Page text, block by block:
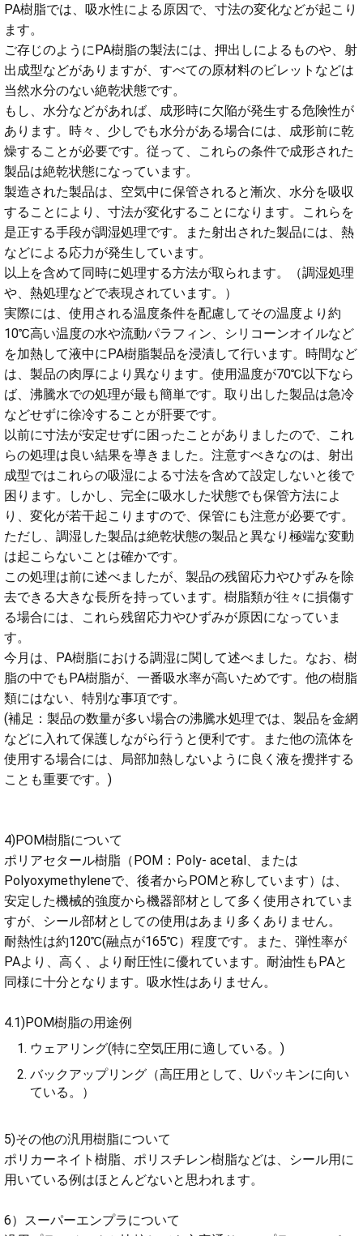
PA樹脂では、吸水性による原因で、寸法の変化などが起こり
ます。
ご存じのようにPA樹脂の製法には、押出しによるものや、射
出成型などがありますが、すべての原材料のビレットなどは
当然水分のない絶乾状態です。
もし、水分などがあれば、成形時に欠陥が発生する危険性が
あります。時々、少しでも水分がある場合には、成形前に乾
燥することが必要です。従って、これらの条件で成形された
製品は絶乾状態になっています。
製造された製品は、空気中に保管されると漸次、水分を吸収
することにより、寸法が変化することになります。これらを
是正する手段が調湿処理です。また射出された製品には、熱
などによる応力が発生しています。
以上を含めて同時に処理する方法が取られます。（調湿処理
や、熱処理などで表現されています。）
実際には、使用される温度条件を配慮してその温度より約
10℃高い温度の水や流動パラフィン、シリコーンオイルなど
を加熱して液中にPA樹脂製品を浸漬して行います。時間など
は、製品の肉厚により異なります。使用温度が70℃以下なら
ば、沸騰水での処理が最も簡単です。取り出した製品は急冷
などせずに徐冷することが肝要です。
以前に寸法が安定せずに困ったことがありましたので、これ
らの処理は良い結果を導きました。注意すべきなのは、射出
成型ではこれらの吸湿による寸法を含めて設定しないと後で
困ります。しかし、完全に吸水した状態でも保管方法によ
り、変化が若干起こりますので、保管にも注意が必要です。
ただし、調湿した製品は絶乾状態の製品と異なり極端な変動
は起こらないことは確かです。
この処理は前に述べましたが、製品の残留応力やひずみを除
去できる大きな長所を持っています。樹脂類が往々に損傷す
る場合には、これら残留応力やひずみが原因になっていま
す。
今月は、PA樹脂における調湿に関して述べました。なお、樹
脂の中でもPA樹脂が、一番吸水率が高いためです。他の樹脂
類にはない、特別な事項です。
(補足：製品の数量が多い場合の沸騰水処理では、製品を金網
などに入れて保護しながら行うと便利です。また他の流体を
使用する場合には、局部加熱しないように良く液を攪拌する
ことも重要です。)
4)POM樹脂について
ポリアセタール樹脂（POM：Poly- acetal、または
Polyoxymethyleneで、後者からPOMと称しています）は、
安定した機械的強度から機器部材として多く使用されていま
すが、シール部材としての使用はあまり多くありません。
耐熱性は約120℃(融点が165℃）程度です。また、弾性率が
PAより、高く、より耐圧性に優れています。耐油性もPAと
同様に十分となります。吸水性はありません。
4.1)POM樹脂の用途例
ウェアリング(特に空気圧用に適している。)
バックアップリング（高圧用として、Uパッキンに向い
ている。）
5)その他の汎用樹脂について
ポリカーネイト樹脂、ポリスチレン樹脂などは、シール用に
用いている例はほとんどないと思われます。
6）スーパーエンプラについて